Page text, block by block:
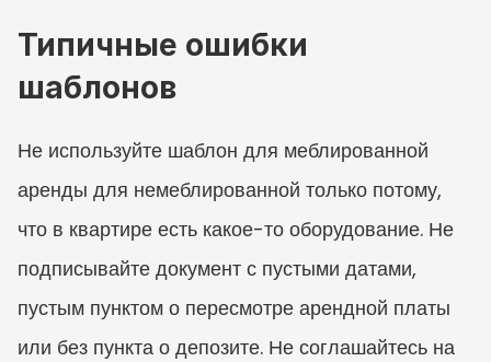
Типичные ошибки
шаблонов
Не используйте шаблон для меблированной
аренды для немеблированной только потому,
что в квартире есть какое-то оборудование. Не
подписывайте документ с пустыми датами,
пустым пунктом о пересмотре арендной платы
или без пункта о депозите. Не соглашайтесь на